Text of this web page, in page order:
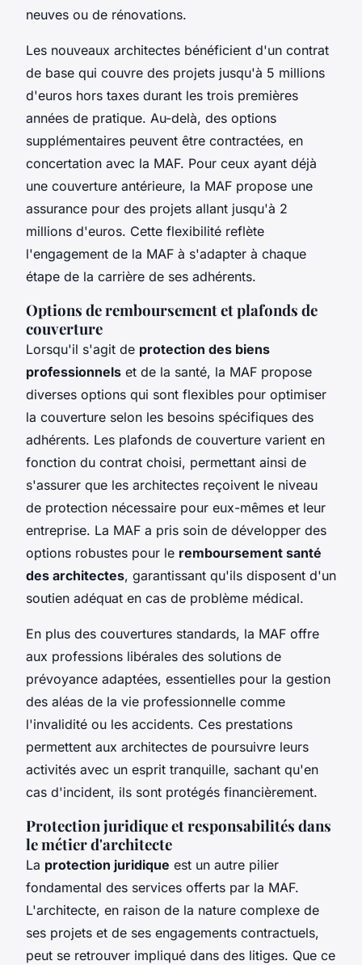
neuves ou de rénovations.
Les nouveaux architectes bénéficient d'un contrat
de base qui couvre des projets jusqu'à 5 millions
d'euros hors taxes durant les trois premières
années de pratique. Au-delà, des options
supplémentaires peuvent être contractées, en
concertation avec la MAF. Pour ceux ayant déjà
une couverture antérieure, la MAF propose une
assurance pour des projets allant jusqu'à 2
millions d'euros. Cette flexibilité reflète
l'engagement de la MAF à s'adapter à chaque
étape de la carrière de ses adhérents.
Options de remboursement et plafonds de
couverture
Lorsqu'il s'agit de protection des biens
professionnels et de la santé, la MAF propose
diverses options qui sont flexibles pour optimiser
la couverture selon les besoins spécifiques des
adhérents. Les plafonds de couverture varient en
fonction du contrat choisi, permettant ainsi de
s'assurer que les architectes reçoivent le niveau
de protection nécessaire pour eux-mêmes et leur
entreprise. La MAF a pris soin de développer des
options robustes pour le remboursement santé
des architectes, garantissant qu'ils disposent d'un
soutien adéquat en cas de problème médical.
En plus des couvertures standards, la MAF offre
aux professions libérales des solutions de
prévoyance adaptées, essentielles pour la gestion
des aléas de la vie professionnelle comme
l'invalidité ou les accidents. Ces prestations
permettent aux architectes de poursuivre leurs
activités avec un esprit tranquille, sachant qu'en
cas d'incident, ils sont protégés financièrement.
Protection juridique et responsabilités dans
le métier d'architecte
La protection juridique est un autre pilier
fondamental des services offerts par la MAF.
L'architecte, en raison de la nature complexe de
ses projets et de ses engagements contractuels,
peut se retrouver impliqué dans des litiges. Que ce